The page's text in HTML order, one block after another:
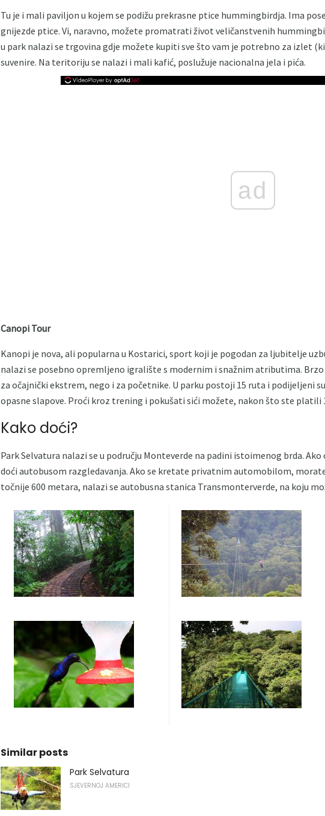
Tu je i mali paviljon u kojem se podižu prekrasne ptice hummingbirdja. Ima
gnijezde ptice. Vi, naravno, možete promatrati život veličanstvenih
u park nalazi se trgovina gdje možete kupiti sve što vam je potrebno za izlet
suvenire. Na teritoriju se nalazi i mali kafić, poslužuje nacionalna jela i pića.
ad
Canopi Tour
Kanopi je nova, ali popularna u Kostarici, sport koji je pogodan za ljubitelje
nalazi se posebno opremljeno igralište s modernim i snažnim atributima.
za očajnički ekstrem, nego i za početnike. U parku postoji 15 ruta i podijeljeni
opasne slapove. Proći kroz trening i pokušati sići možete, nakon što ste platili
Kako doći?
Park Selvatura nalazi se u području Monteverde na padini istoimenog brda.
doći autobusom razgledavanja. Ako se kretate privatnim automobilom,
točnije 600 metara, nalazi se autobusna stanica Transmonterverde, na koju
Similar posts
Park Selvatura
SJEVERNOJ AMERICI